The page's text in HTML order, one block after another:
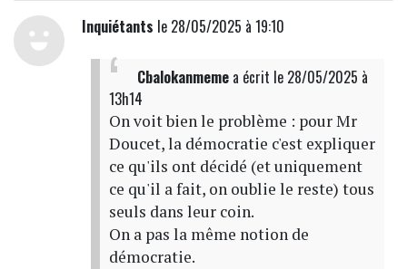
Inquiétants le 28/05/2025 à 19:10
Cbalokanmemea écrit le 28/05/2025 à
13h14
On voit bien le problème : pour Mr
Doucet, la démocratie c'est expliquer
ce qu'ils ont décidé (et uniquement
ce qu'il a fait, on oublie le reste) tous
seuls dans leur coin.
On a pas la même notion de
démocratie.